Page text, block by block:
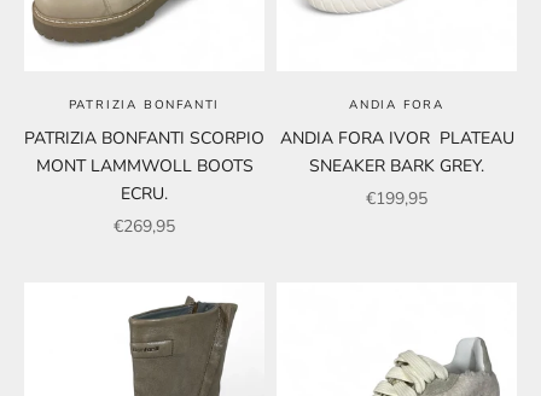
PATRIZIA BONFANTI
PATRIZIA BONFANTI SCORPIO
MONT LAMMWOLL BOOTS
ECRU.
Angebot
€269,95
ANDIA FORA
ANDIA FORA IVOR PLATEAU
SNEAKER BARK GREY.
Angebot
€199,95